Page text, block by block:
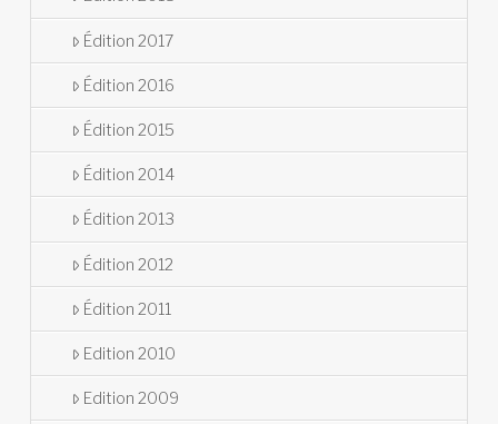
Édition 2017
Édition 2016
Édition 2015
Édition 2014
Édition 2013
Édition 2012
Édition 2011
Edition 2010
Edition 2009